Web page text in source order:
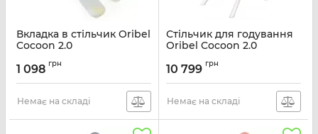
Вкладка в стільчик Oribel
Cocoon 2.0
1 098 грн
Немає на складі
Стільчик для годування
Oribel Cocoon 2.0
Артикул: OR221-90006
10 799 грн
Немає на складі